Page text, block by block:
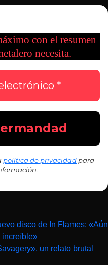
con el resumen
necesita.
política de privacidad para
disco de In Flames: «Aún
increíble»
un relato brutal